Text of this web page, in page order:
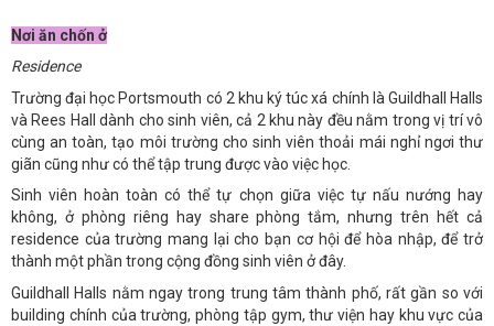
Nơi ăn chốn ở
Residence
Trường đại học Portsmouth có 2 khu ký túc xá chính là Guildhall Halls
và Rees Hall dành cho sinh viên, cả 2 khu này đều nằm trong vị trí vô
cùng an toàn, tạo môi trường cho sinh viên thoải mái nghỉ ngơi thư
giãn cũng như có thể tập trung được vào việc học.
Sinh viên hoàn toàn có thể tự chọn giữa việc tự nấu nướng hay
không, ở phòng riêng hay share phòng tắm, nhưng trên hết cả
residence của trường mang lại cho bạn cơ hội để hòa nhập, để trở
thành một phần trong cộng đồng sinh viên ở đây.
Guildhall Halls nằm ngay trong trung tâm thành phố, rất gần so với
building chính của trường, phòng tập gym, thư viện hay khu vực của